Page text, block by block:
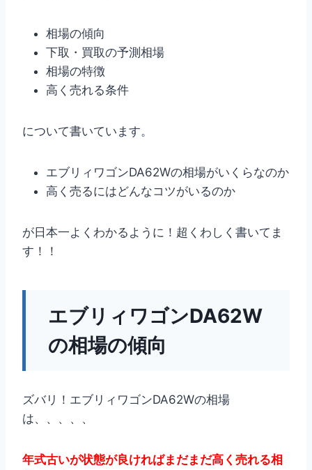
相場の傾向
下取・買取の予測相場
相場の特徴
高く売れる条件
について書いています。
エブリィワゴンDA62Wの相場がいくらなのか
高く売るにはどんなコツがいるのか
が日本一よくわかるように！超くわしく書いてま
す！！
エブリィワゴンDA62W
の相場の傾向
ズバリ！エブリィワゴンDA62Wの相場
は、、、、、
年式古いが状態が良ければまだまだ高く売れる相